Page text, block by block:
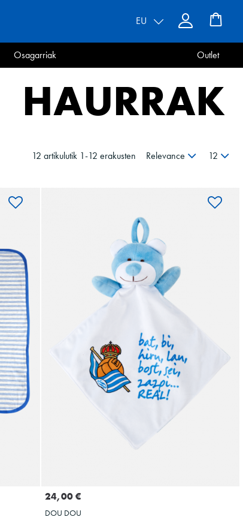
EU
Osagarriak Outlet
HAURRAK
12 artikulutik 1-12 erakusten Relevance 12
24,00 €
DOU DOU